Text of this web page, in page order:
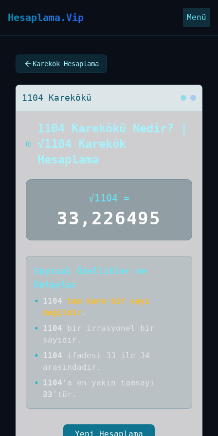
Hesaplama.Vip Menü
Karekök Hesaplama
1104 Karekökü
1104 Karekökü Nedir? |
√1104 Karekök
Hesaplama
√1104 =
33,226495
Sayısal Özellikler ve
Detaylar
• 1104
tam kare bir sayı
değildir .
•
1104 bir
irrasyonel bir
sayıdır .
•
1104
ifadesi 33 ile 34
arasındadır.
•
1104 'a en yakın tamsayı
33 'tür.
Yeni Hesaplama